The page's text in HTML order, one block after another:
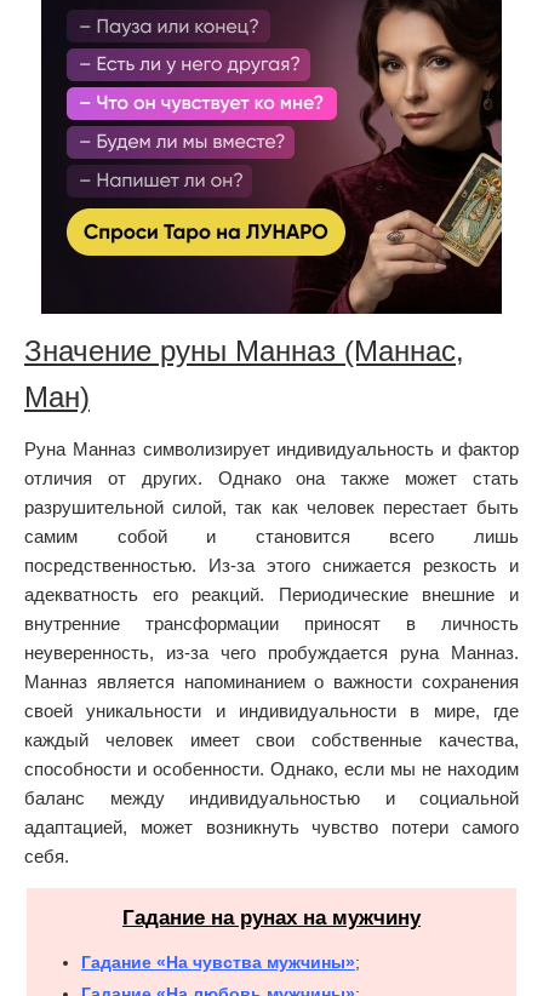
Значение руны Манназ (Маннас,
Ман)
Руна Манназ символизирует индивидуальность и фактор
отличия от других. Однако она также может стать
разрушительной силой, так как человек перестает быть
самим собой и становится всего лишь
посредственностью. Из-за этого снижается резкость и
адекватность его реакций. Периодические внешние и
внутренние трансформации приносят в личность
неуверенность, из-за чего пробуждается руна Манназ.
Манназ является напоминанием о важности сохранения
своей уникальности и индивидуальности в мире, где
каждый человек имеет свои собственные качества,
способности и особенности. Однако, если мы не находим
баланс между индивидуальностью и социальной
адаптацией, может возникнуть чувство потери самого
себя.
Гадание на рунах на мужчину
Гадание «На чувства мужчины»;